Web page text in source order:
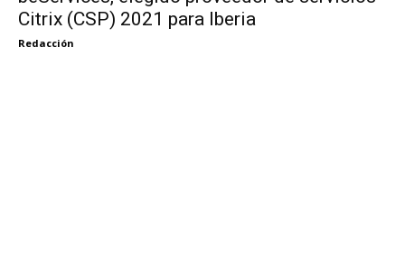
Citrix (CSP) 2021 para Iberia
Redacción